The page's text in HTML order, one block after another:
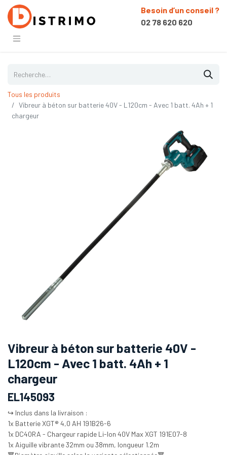
Besoin d’un conseil ?
02 78 620 620
Tous les produits
Vibreur à béton sur batterie 40V - L120cm - Avec 1 batt. 4Ah + 1
chargeur
Vibreur à béton sur batterie 40V -
L120cm - Avec 1 batt. 4Ah + 1
chargeur
EL145093
↪️ Inclus dans la livraison :
1x Batterie XGT® 4,0 AH 191B26-6
1x DC40RA - Chargeur rapide Li-Ion 40V Max XGT 191E07-8
1x Aiguille vibrante 32mm ou 38mm, longueur 1.2m